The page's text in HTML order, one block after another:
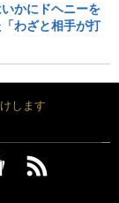
かにドヘニーを
わざと相手が打
します